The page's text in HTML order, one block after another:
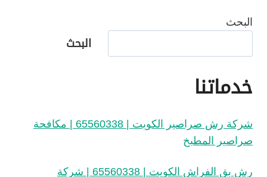
البحث
البحث
خدماتنا
شركة رش صراصير الكويت | 65560338 | مكافحة
صراصير المطبخ
رش بق الفراش الكويت | 65560338 | شركة